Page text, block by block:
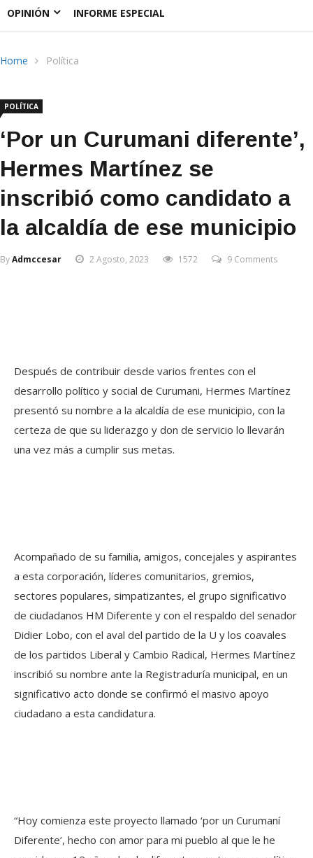
OPINIÓN INFORME ESPECIAL
Home Política
POLÍTICA
‘Por un Curumani diferente’,
Hermes Martínez se
inscribió como candidato a
la alcaldía de ese municipio
ByAdmccesar 2 Agosto, 2023 1572 9 Comments
Después de contribuir desde varios frentes con el
desarrollo político y social de Curumani, Hermes Martínez
presentó su nombre a la alcaldía de ese municipio, con la
certeza de que su liderazgo y don de servicio lo llevarán
una vez más a cumplir sus metas.
Acompañado de su familia, amigos, concejales y aspirantes
a esta corporación, líderes comunitarios, gremios,
sectores populares, simpatizantes, el grupo significativo
de ciudadanos HM Diferente y con el respaldo del senador
Didier Lobo, con el aval del partido de la U y los coavales
de los partidos Liberal y Cambio Radical, Hermes Martínez
inscribió su nombre ante la Registraduría municipal, en un
significativo acto donde se confirmó el masivo apoyo
ciudadano a esta candidatura.
“Hoy comienza este proyecto llamado ‘por un Curumaní
Diferente’, hecho con amor para mi pueblo al que le he